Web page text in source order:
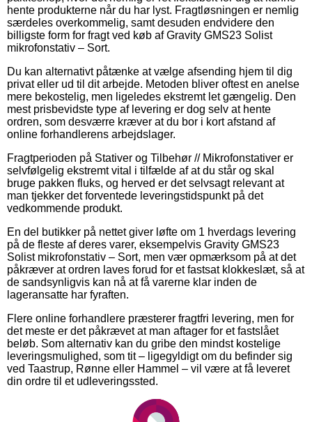
hente produkterne når du har lyst. Fragtløsningen er nemlig
særdeles overkommelig, samt desuden endvidere den
billigste form for fragt ved køb af Gravity GMS23 Solist
mikrofonstativ – Sort.
Du kan alternativt påtænke at vælge afsending hjem til dig
privat eller ud til dit arbejde. Metoden bliver oftest en anelse
mere bekostelig, men ligeledes ekstremt let gængelig. Den
mest prisbevidste type af levering er dog selv at hente
ordren, som desværre kræver at du bor i kort afstand af
online forhandlerens arbejdslager.
Fragtperioden på Stativer og Tilbehør // Mikrofonstativer er
selvfølgelig ekstremt vital i tilfælde af at du står og skal
bruge pakken fluks, og herved er det selvsagt relevant at
man tjekker det forventede leveringstidspunkt på det
vedkommende produkt.
En del butikker på nettet giver løfte om 1 hverdags levering
på de fleste af deres varer, eksempelvis Gravity GMS23
Solist mikrofonstativ – Sort, men vær opmærksom på at det
påkræver at ordren laves forud for et fastsat klokkeslæt, så at
de sandsynligvis kan nå at få varerne klar inden de
lageransatte har fyraften.
Flere online forhandlere præsterer fragtfri levering, men for
det meste er det påkrævet at man aftager for et fastslået
beløb. Som alternativ kan du gribe den mindst kostelige
leveringsmulighed, som tit – ligegyldigt om du befinder sig
ved Taastrup, Rønne eller Hammel – vil være at få leveret
din ordre til et udleveringssted.